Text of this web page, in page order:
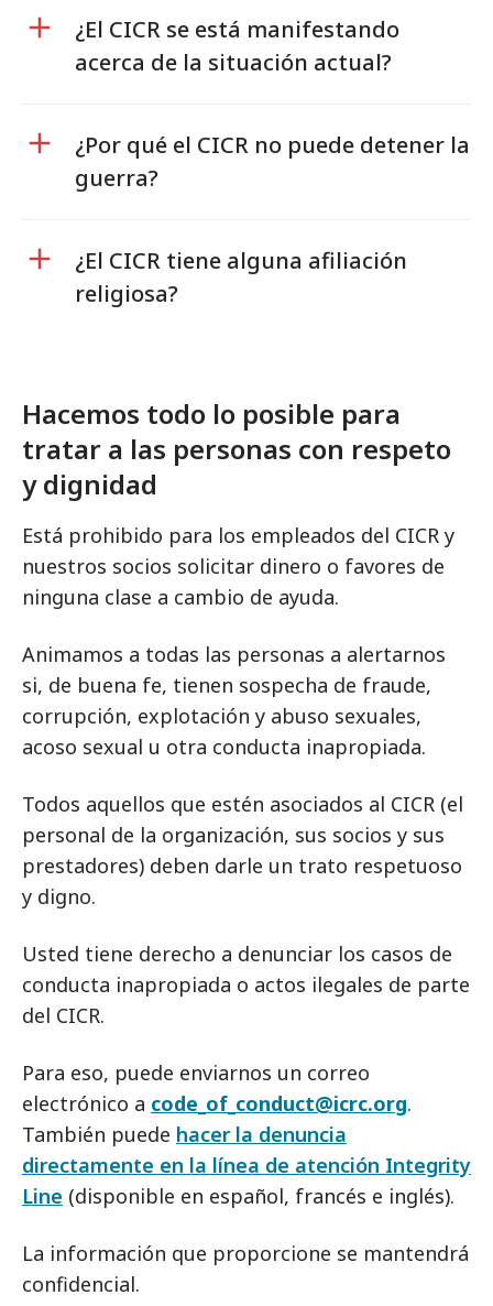
¿El CICR se está manifestando
acerca de la situación actual?
¿Por qué el CICR no puede detener la
guerra?
¿El CICR tiene alguna afiliación
religiosa?
Hacemos todo lo posible para
tratar a las personas con respeto
y dignidad
Está prohibido para los empleados del CICR y
nuestros socios solicitar dinero o favores de
ninguna clase a cambio de ayuda.
Animamos a todas las personas a alertarnos
si, de buena fe, tienen sospecha de fraude,
corrupción, explotación y abuso sexuales,
acoso sexual u otra conducta inapropiada.
Todos aquellos que estén asociados al CICR (el
personal de la organización, sus socios y sus
prestadores) deben darle un trato respetuoso
y digno.
Usted tiene derecho a denunciar los casos de
conducta inapropiada o actos ilegales de parte
del CICR.
Para eso, puede enviarnos un correo
electrónico a code_of_conduct@icrc.org.
También puede hacer la denuncia
directamente en la línea de atención Integrity
Line (disponible en español, francés e inglés).
La información que proporcione se mantendrá
confidencial.